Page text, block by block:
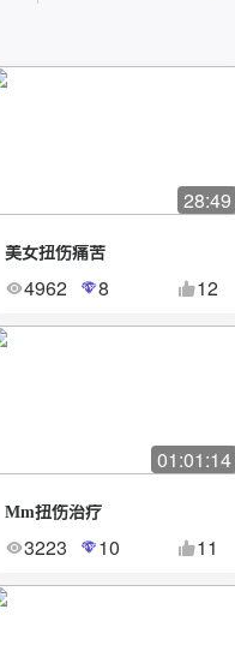
28:49
美女扭伤痛苦
4962 8 12
01:01:14
Mm扭伤治疗
3223 10 11